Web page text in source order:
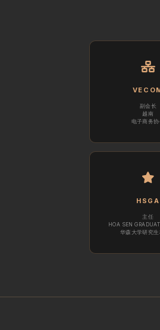
副会长
越南
电子商务协
HSGA
主任
HOA SEN
华森大学研究生